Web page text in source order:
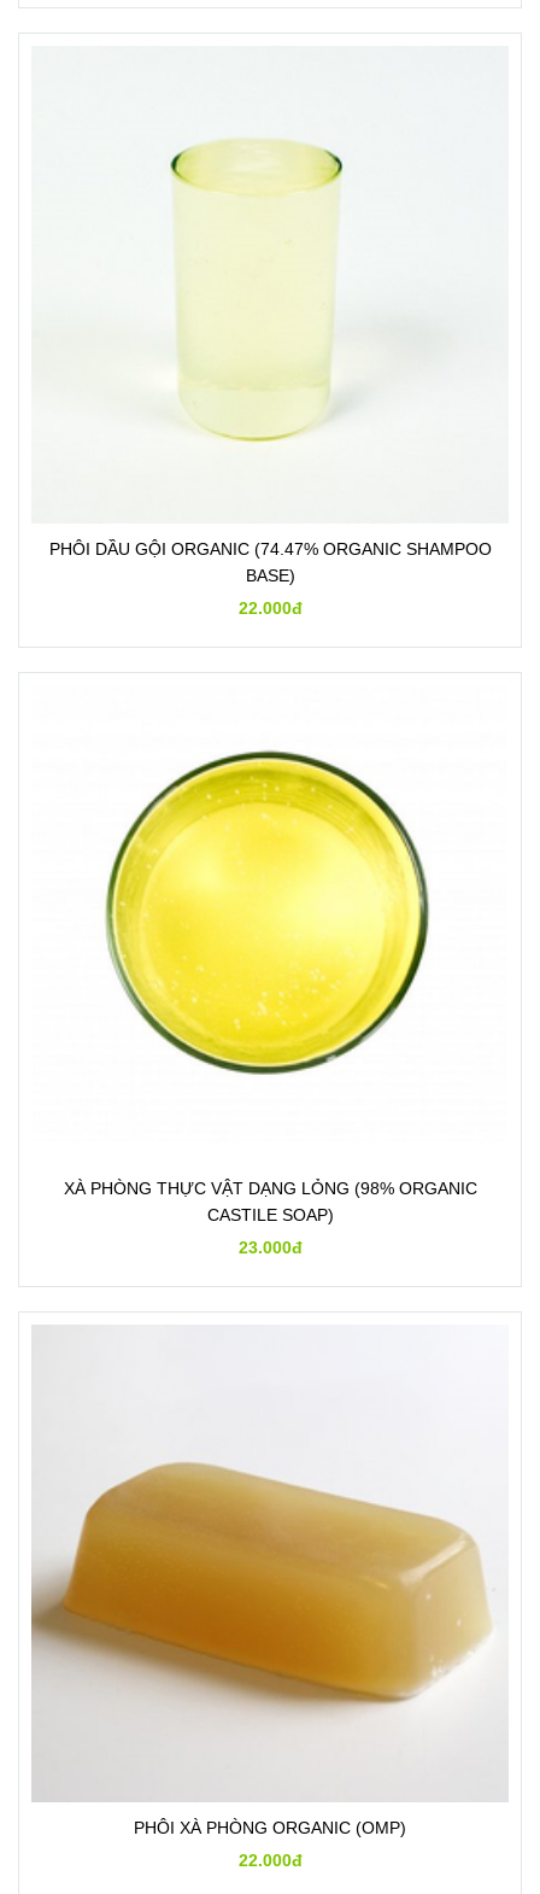
PHÔI DẦU GỘI ORGANIC (74.47% ORGANIC SHAMPOO
BASE)
22.000đ
XÀ PHÒNG THỰC VẬT DẠNG LỎNG (98% ORGANIC
CASTILE SOAP)
23.000đ
PHÔI XÀ PHÒNG ORGANIC (OMP)
22.000đ